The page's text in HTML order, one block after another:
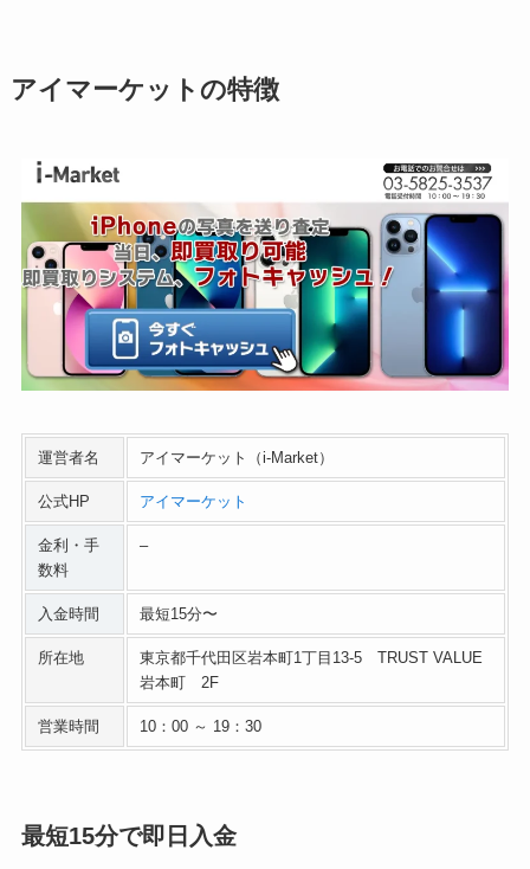
アイマーケットの特徴
運営者名 アイマーケット（i-Market）
公式HP アイマーケット
金利・手
数料
–
入金時間 最短15分〜
所在地
東京都千代田区岩本町1丁目13-5 TRUST VALUE
岩本町 2F
営業時間 10：00 ～ 19：30
最短15分で即日入金